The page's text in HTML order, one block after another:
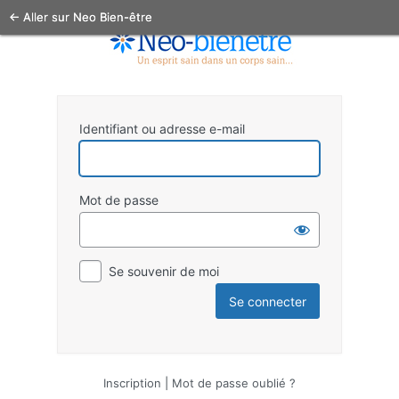
Identifiant ou adresse e-mail
Mot de passe
Se souvenir de moi
Inscription Mot de passe oublié ?
← Aller sur Neo Bien-être